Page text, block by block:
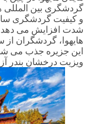
موارد
درخواست
گردشگری بین المللی
و کیفیت گردشگری
شدت افزایش می
هایهوا، گردشگران از
این جزیره جذب می
ویزیت درخشان بندر